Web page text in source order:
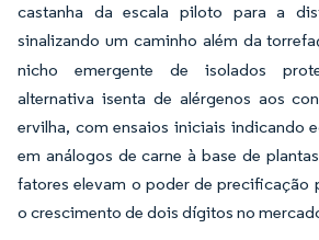
castanha da escala piloto para a
sinalizando um caminho além da
nicho emergente de isolados
alternativa isenta de alérgenos aos
ervilha, com ensaios iniciais indicando
em análogos de carne à base de
fatores elevam o poder de precificação
o crescimento de dois dígitos no